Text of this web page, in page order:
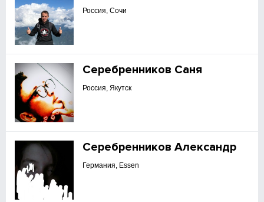
Россия, Сочи
Серебренников Саня
Россия, Якутск
Серебренников Александр
Германия, Essen